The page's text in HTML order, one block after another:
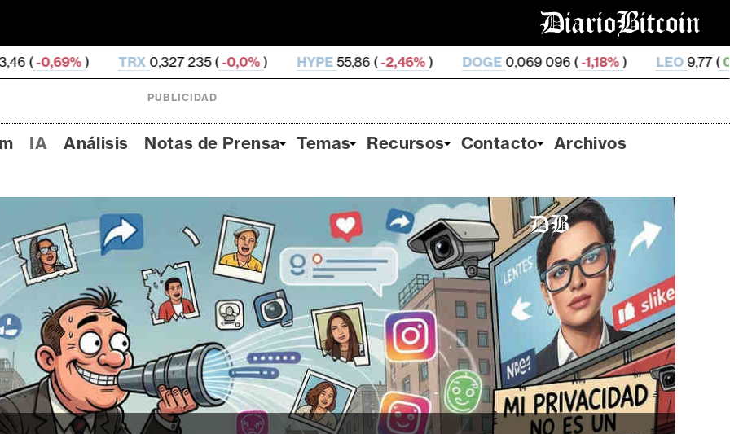
TRX0,327 235 ( -0,0%) HYPE55,86 ( -2,46%) DOGE0,069 096 (-1,18%) LEO9,77 (0,26%) ZEC
PUBLICIDAD
IA Análisis Notas de Prensa Temas Recursos Contacto Archivos